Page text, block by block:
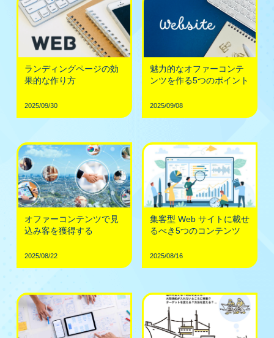
ランディングページの効
果的な作り方
2025/09/30
魅力的なオファーコンテ
ンツを作る5つのポイント
2025/09/08
オファーコンテンツで見
込み客を獲得する
2025/08/22
集客型 Web サイトに載せ
るべき5つのコンテンツ
2025/08/16